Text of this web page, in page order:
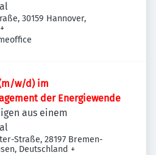
30159 Hannover,
+
w/d) im
der Energiewende
aus einem
Straße, 28197 Bremen-
Deutschland +